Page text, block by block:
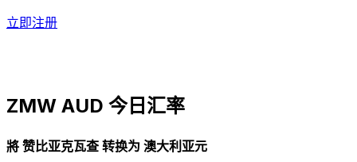
立即注册
ZMW AUD 今日汇率
將 赞比亚克瓦查 转换为 澳大利亚元